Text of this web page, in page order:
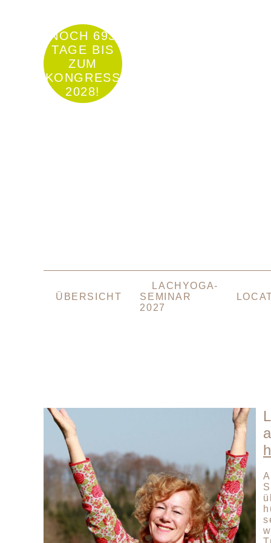
NOCH 693
TAGE BIS
ZUM
KONGRESS
2028!
ÜBERSPRINGEN
ÜBERSICHT
LACHYOGA-
SEMINAR
2027